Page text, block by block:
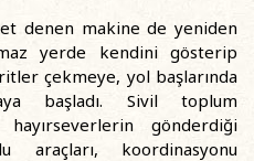
denen makine de yeniden
yerde kendini gösterip
çekmeye, yol başlarında
başladı. Sivil toplum
hayırseverlerin gönderdiği
araçları, koordinasyonu